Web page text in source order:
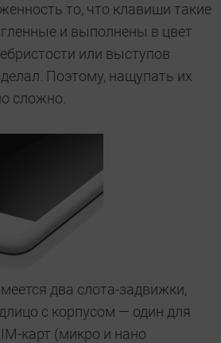
то, что клавиши такие
и выполнены в цвет
или выступов
Поэтому, нащупать их
сложно.
два слота-задвижки,
с корпусом — один для
карт (микро и нано